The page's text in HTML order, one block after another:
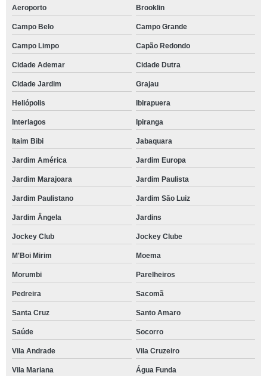
Aeroporto Brooklin
Campo Belo Campo Grande
Campo Limpo Capão Redondo
Cidade Ademar Cidade Dutra
Cidade Jardim Grajau
Heliópolis Ibirapuera
Interlagos Ipiranga
Itaim Bibi Jabaquara
Jardim América Jardim Europa
Jardim Marajoara Jardim Paulista
Jardim Paulistano Jardim São Luiz
Jardim Ângela Jardins
Jockey Club Jockey Clube
M'Boi Mirim Moema
Morumbi Parelheiros
Pedreira Sacomã
Santa Cruz Santo Amaro
Saúde Socorro
Vila Andrade Vila Cruzeiro
Vila Mariana
Água Funda